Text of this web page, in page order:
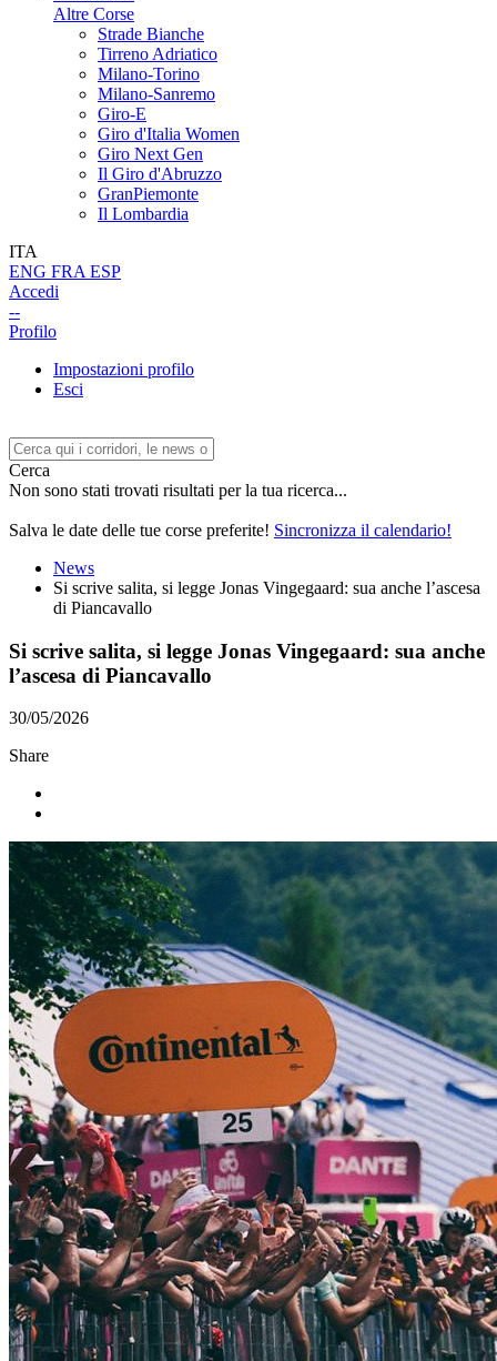
Altre Corse
Strade Bianche
Tirreno Adriatico
Milano-Torino
Milano-Sanremo
Giro-E
Giro d'Italia Women
Giro Next Gen
Il Giro d'Abruzzo
GranPiemonte
Il Lombardia
ITA
ENG FRA ESP
Accedi
--
Profilo
Impostazioni profilo
Esci
Cerca
Non sono stati trovati risultati per la tua ricerca...
Salva le date delle tue corse preferite! Sincronizza il calendario!
News
Si scrive salita, si legge Jonas Vingegaard: sua anche l’ascesa
di Piancavallo
Si scrive salita, si legge Jonas Vingegaard: sua anche
l’ascesa di Piancavallo
30/05/2026
Share